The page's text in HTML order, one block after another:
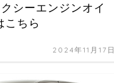
シーエンジンオイ
こちら
2024年11月17日